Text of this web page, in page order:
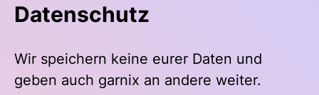
Datenschutz
Wir speichern keine eurer Daten und
geben auch garnix an andere weiter.